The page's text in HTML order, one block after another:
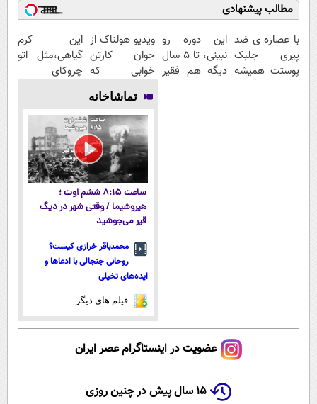
مطالب پیشنهادی
با عصاره ی ضد
پیری جلبک
پوستت همیشه
این دوره رو
نبینی، تا 5 سال
دیگه هم فقیر
ویدیو هولناک از
جوان کارتن
خوابی که
میلیاردر شد.
آموزش رایگان
این کرم
گیاهی،مثل اتو
چروکای
تماشاخانه
ساعت ۸:۱۵ ششم اوت ؛
هیروشیما / وقتی شهر در دیگ
قیر می‌جوشید
محمدباقر خرازی کیست؟
روحانی جنجالی با ادعاها و
ایده‌های تخیلی
فیلم های دیگر
عضویت در اینستاگرام عصر ایران
۱۵ سال پیش در چنین روزی